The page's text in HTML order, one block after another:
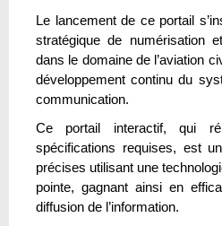
Le lancement de ce portail
stratégique de numérisation
dans le domaine de l’aviation
développement continu du
communication.
Ce portail interactif, qui
spécifications requises, est
précises utilisant une
pointe, gagnant ainsi en
diffusion de l’information.